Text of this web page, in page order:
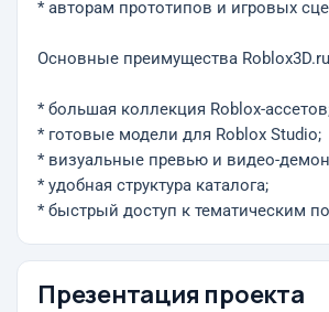
* авторам прототипов и игровых
Основные преимущества
* большая коллекция Roblox-
* готовые модели для Roblox Studio;
* визуальные превью и видео-
* удобная структура каталога;
* быстрый доступ к тематическим
Презентация проекта